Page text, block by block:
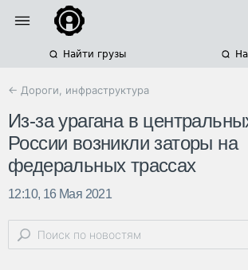
Найти грузы
← Дороги, инфраструктура
Из-за урагана в
России возникли заторы на
федеральных трассах
12:10, 16 Мая 2021